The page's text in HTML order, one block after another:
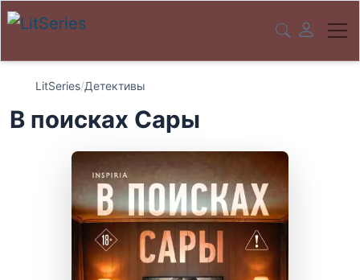
LitSeries/Детективы
В поисках Сары